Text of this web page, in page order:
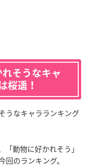
れそうなキャ
桜遥！
うなキャラランキング
動物に好かれそう」
のランキング。